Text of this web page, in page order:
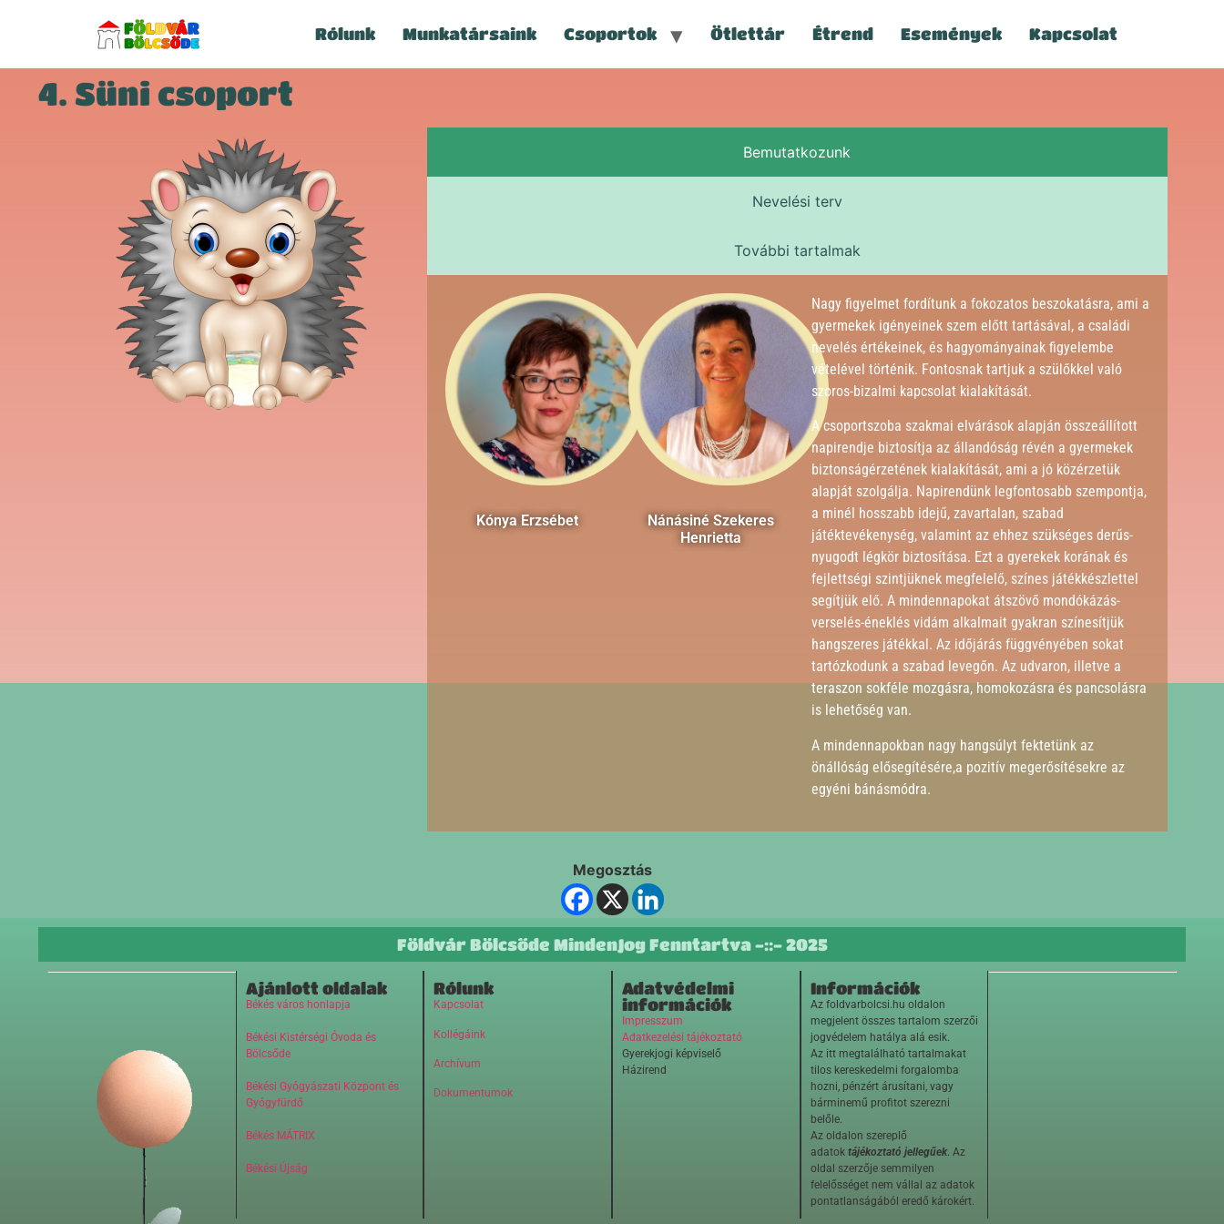
Rólunk Munkatársaink Csoportok Ötlettár Étrend Események Kapcsolat
4. Süni csoport
Bemutatkozunk
Nevelési terv
További tartalmak
Kónya Erzsébet
Nánásiné Szekeres
Henrietta
Nagy figyelmet fordítunk a fokozatos beszokatásra, ami a
gyermekek igényeinek szem előtt tartásával, a családi
nevelés értékeinek, és hagyományainak figyelembe
vételével történik. Fontosnak tartjuk a szülőkkel való
szoros-bizalmi kapcsolat kialakítását.
A csoportszoba szakmai elvárások alapján összeállított
napirendje biztosítja az állandóság révén a gyermekek
biztonságérzetének kialakítását, ami a jó közérzetük
alapját szolgálja. Napirendünk legfontosabb szempontja,
a minél hosszabb idejű, zavartalan, szabad
játéktevékenység, valamint az ehhez szükséges derűs-
nyugodt légkör biztosítása. Ezt a gyerekek korának és
fejlettségi szintjüknek megfelelő, színes játékkészlettel
segítjük elő. A mindennapokat átszövő mondókázás-
verselés-éneklés vidám alkalmait gyakran színesítjük
hangszeres játékkal. Az időjárás függvényében sokat
tartózkodunk a szabad levegőn. Az udvaron, illetve a
teraszon sokféle mozgásra, homokozásra és pancsolásra
is lehetőség van.
A mindennapokban nagy hangsúlyt fektetünk az
önállóság elősegítésére,a pozitív megerősítésekre az
egyéni bánásmódra.
Megosztás
Földvár Bölcsőde MindenJog Fenntartva -::- 2025
Ajánlott oldalak
Békés város honlapja
Békési Kistérségi Óvoda és
Bölcsőde
Békési Gyógyászati Központ és
Gyógyfürdő
Békés MÁTRIX
Békési Újság
Rólunk
Kapcsolat
Kollégáink
Archívum
Dokumentumok
Adatvédelmi
információk
Impresszum
Adatkezelési tájékoztató
Gyerekjogi képviselő
Házirend
Információk
Az foldvarbolcsi.hu oldalon
megjelent összes tartalom szerzői
jogvédelem hatálya alá esik.
Az itt megtalálható tartalmakat
tilos kereskedelmi forgalomba
hozni, pénzért árusítani, vagy
bárminemű profitot szerezni
belőle.
Az oldalon szereplő
adatok tájékoztató jellegűek. Az
oldal szerzője semmilyen
felelősséget nem vállal az adatok
pontatlanságából eredő károkért.